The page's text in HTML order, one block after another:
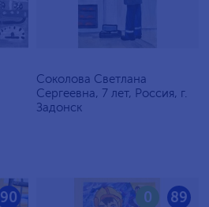
Соколова Светлана
Сергеевна, 7 лет, Россия, г.
Задонск
90 89
0